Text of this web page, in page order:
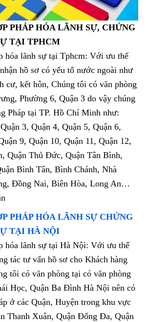
PHÁP HÓA LÃNH SỰ, CHỨNG
TẠI TPHCM
hóa lãnh sự tại Tphcm: Với ưu thế
hồ sơ có yếu tố nước ngoài như
cư, kết hôn, Chúng tôi có văn phòng
Phường 6, Quận 3 do vậy chúng
Pháp tại TP. Hồ Chí Minh như:
3, Quận 4, Quận 5, Quận 6,
9, Quận 10, Quận 11, Quận 12,
Quận Thủ Đức, Quận Tân Bình,
Bình Tân, Bình Chánh, Nhà
Đồng Nai, Biên Hòa, Long An…
PHÁP HÓA LÃNH SỰ CHỨNG
TẠI HÀ NỘI
hóa lãnh sự tại Hà Nội: Với ưu thế
tác tư vấn hồ sơ cho Khách hàng
tôi có văn phòng tại có văn phòng
Học, Quận Ba Đình Hà Nội nên có
ở các Quận, Huyện trong khu vực
Thanh Xuân, Quận Đống Đa, Quận